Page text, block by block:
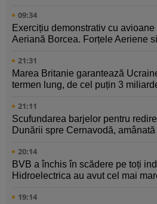
09:34
Exercițiu demonstrativ cu
Aeriană Borcea. Forțele Aeriene
21:31
Marea Britanie garantează
termen lung, de cel puțin 3
21:11
Scufundarea barjelor pentru
Dunării spre Cernavodă,
20:14
BVB a închis în scădere pe toți
Hidroelectrica au avut cel mai
19:14